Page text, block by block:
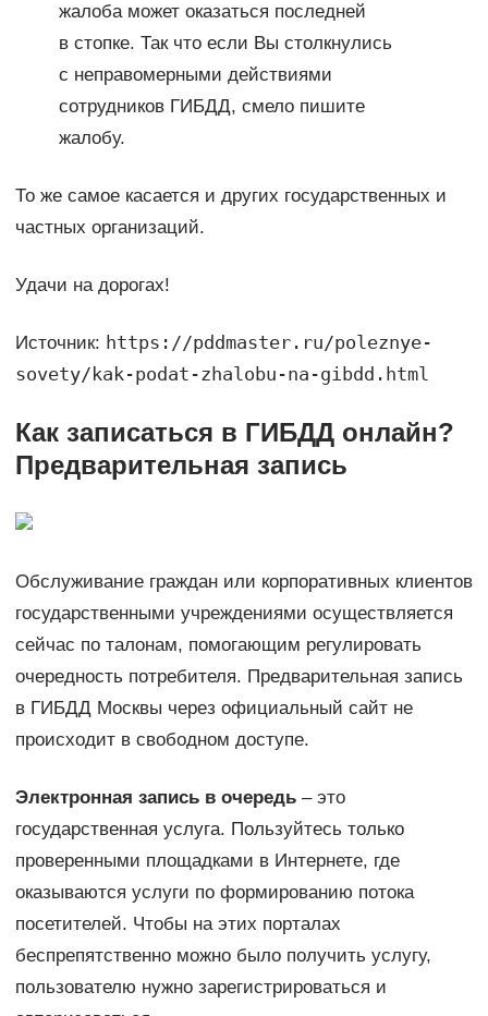
жалоба может оказаться последней
в стопке. Так что если Вы столкнулись
с неправомерными действиями
сотрудников ГИБДД, смело пишите
жалобу.
То же самое касается и других государственных и
частных организаций.
Удачи на дорогах!
Источник: https://pddmaster.ru/poleznye-
sovety/kak-podat-zhalobu-na-gibdd.html
Как записаться в ГИБДД онлайн?
Предварительная запись
Обслуживание граждан или корпоративных клиентов
государственными учреждениями осуществляется
сейчас по талонам, помогающим регулировать
очередность потребителя. Предварительная запись
в ГИБДД Москвы через официальный сайт не
происходит в свободном доступе.
Электронная запись в очередь– это
государственная услуга. Пользуйтесь только
проверенными площадками в Интернете, где
оказываются услуги по формированию потока
посетителей. Чтобы на этих порталах
беспрепятственно можно было получить услугу,
пользователю нужно зарегистрироваться и